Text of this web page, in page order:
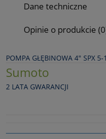
Dane techniczne
Opinie o produkcie
POMPA GŁĘBINOWA 4" SPX
Sumoto
2 LATA GWARANCJI